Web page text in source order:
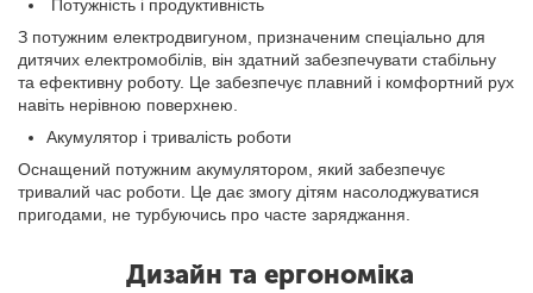
Потужність і продуктивність
З потужним електродвигуном, призначеним спеціально для
дитячих електромобілів, він здатний забезпечувати стабільну
та ефективну роботу. Це забезпечує плавний і комфортний рух
навіть нерівною поверхнею.
Акумулятор і тривалість роботи
Оснащений потужним акумулятором, який забезпечує
тривалий час роботи. Це дає змогу дітям насолоджуватися
пригодами, не турбуючись про часте заряджання.
Дизайн та ергономіка